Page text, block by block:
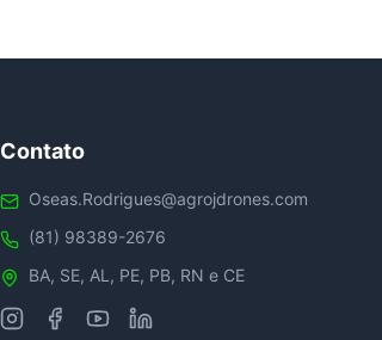
Contato
Oseas.Rodrigues@agrojdrones.com
(81) 98389-2676
BA, SE, AL, PE, PB, RN e CE